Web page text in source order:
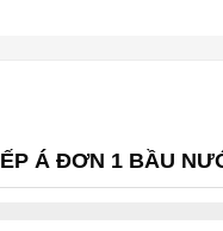
Á ĐƠN 1 BẦU